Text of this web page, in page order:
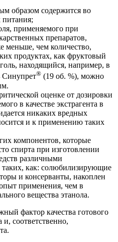
образом содержится во
питания;
применяемого при
препаратов,
меньше, чем количество,
продуктах, как фруктовый
находящийся, например, в
Синупрет® (19 об. %), можно
оценке от дозировки
в качестве экстрагента в
никаких вредных
и к применению таких
компонентов, которые
спирта при изготовлении
различными
таких, как: солюбилизирующие
и консерванты, накоплен
применения, чем в
вещества этанола.
фактор качества готового
и, соответственно,